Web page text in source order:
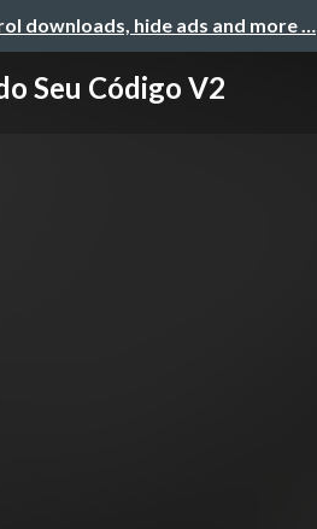
downloads, hide ads and more …
Seu Código V2